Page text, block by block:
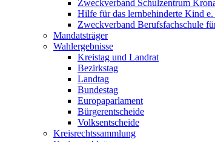
Zweckverband Schulzentrum
Hilfe für das lernbehinderte Kind e.
Zweckverband Berufsfachschule
Mandatsträger
Wahlergebnisse
Kreistag und Landrat
Bezirkstag
Landtag
Bundestag
Europaparlament
Bürgerentscheide
Volksentscheide
Kreisrechtssammlung